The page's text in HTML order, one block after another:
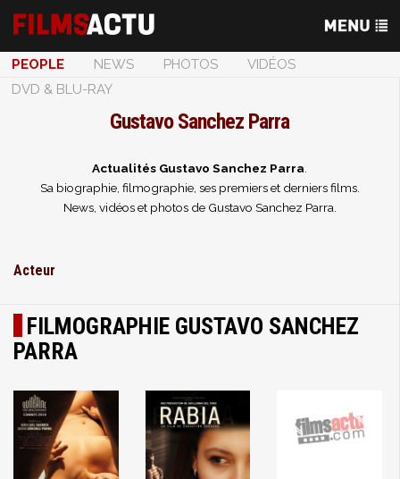
PEOPLE NEWS PHOTOS
VIDÉOS
DVD & BLU-RAY
Gustavo Sanchez Parra
Actualités Gustavo Sanchez Parra
Sa biographie, filmographie, ses premiers et derniers films.
News, vidéos et photos de Gustavo Sanchez Parra.
Acteur
FILMOGRAPHIE GUSTAVO SANCHEZ
PARRA